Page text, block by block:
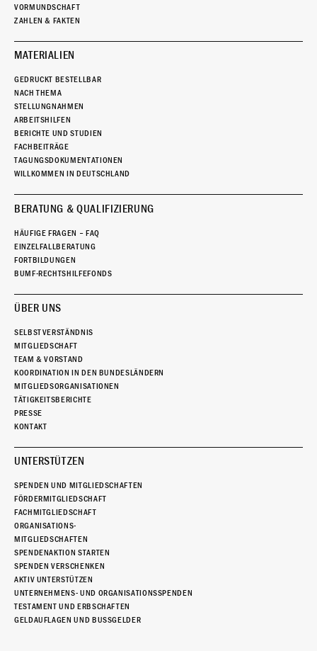
VORMUNDSCHAFT
ZAHLEN & FAKTEN
MATERIALIEN
GEDRUCKT BESTELLBAR
NACH THEMA
STELLUNGNAHMEN
ARBEITSHILFEN
BERICHTE UND STUDIEN
FACHBEITRÄGE
TAGUNGSDOKUMENTATIONEN
WILLKOMMEN IN DEUTSCHLAND
BERATUNG & QUALIFIZIERUNG
HÄUFIGE FRAGEN – FAQ
EINZELFALLBERATUNG
FORTBILDUNGEN
BUMF-RECHTSHILFEFONDS
ÜBER UNS
SELBSTVERSTÄNDNIS
MITGLIEDSCHAFT
TEAM & VORSTAND
KOORDINATION IN DEN BUNDESLÄNDERN
MITGLIEDSORGANISATIONEN
TÄTIGKEITSBERICHTE
PRESSE
KONTAKT
UNTERSTÜTZEN
SPENDEN UND MITGLIEDSCHAFTEN
FÖRDERMITGLIEDSCHAFT
FACHMITGLIEDSCHAFT
ORGANISATIONS-
MITGLIEDSCHAFTEN
SPENDENAKTION STARTEN
SPENDEN VERSCHENKEN
AKTIV UNTERSTÜTZEN
UNTERNEHMENS- UND ORGANISATIONSSPENDEN
TESTAMENT UND ERBSCHAFTEN
GELDAUFLAGEN UND BUSSGELDER